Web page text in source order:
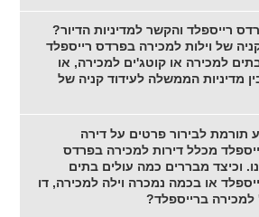
רייספלד והקשר למדיניות הדיור?
של וילות למכירה בפרדס רייספלד
למכירה או קוטג'ים למכירה, או
מדיניות הממשלה לעידוד קניה של
תורמת לבירור פרטים על דירה
מכלל דירות למכירה בפרדס
וכיצד מבררים כמה עולים בתים
או בכמה נמכרה וילה למכירה, דו
ברייספלד?